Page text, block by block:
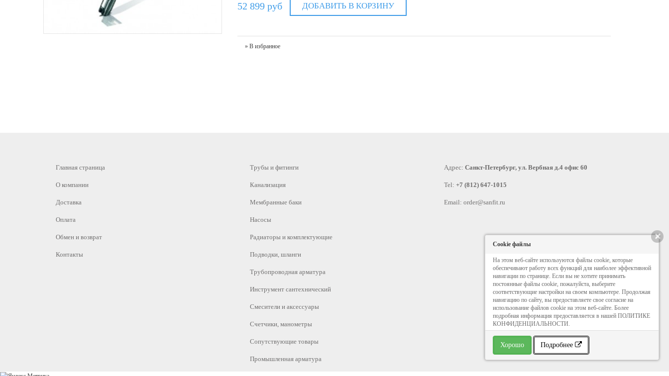
52 899 руб ДОБАВИТЬ В КОРЗИНУ
» В избранное
Главная страница
О компании
Доставка
Оплата
Обмен и возврат
Контакты
Трубы и фитинги
Канализация
Мембранные баки
Насосы
Радиаторы и комплектующие
Подводки, шланги
Трубопроводная арматура
Инструмент сантехнический
Смесители и аксессуары
Счетчики, манометры
Сопутствующие товары
Промышленная арматура
Адрес: Санкт-Петербург, ул. Вербная д.4 офис 60
Tel: +7 (812) 647-1015
Email: order@sanfit.ru
×
Cookie файлы
На этом веб-сайте используются файлы cookie, которые
обеспечивают работу всех функций для наиболее эффективной
навигации по странице. Если вы не хотите принимать
постоянные файлы cookie, пожалуйста, выберите
соответствующие настройки на своем компьютере. Продолжая
навигацию по сайту, вы предоставляете свое согласие на
использование файлов cookie на этом веб-сайте. Более
подробная информация предоставляется в нашей ПОЛИТИКЕ
КОНФИДЕНЦИАЛЬНОСТИ.
Хорошо Подробнее